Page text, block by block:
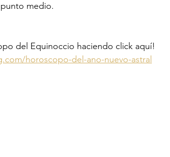
medio.
del Equinoccio haciendo click aquí!
horoscopo-del-ano-nuevo-astral